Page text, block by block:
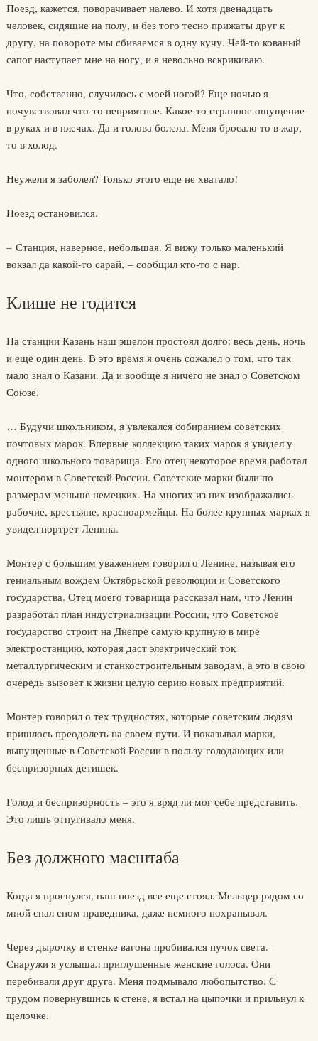
Поезд, кажется, поворачивает налево. И хотя двенадцать
человек, сидящие на полу, и без того тесно прижаты друг к
другу, на повороте мы сбиваемся в одну кучу. Чей-то кованый
сапог наступает мне на ногу, и я невольно вскрикиваю.
Что, собственно, случилось с моей ногой? Еще ночью я
почувствовал что-то неприятное. Какое-то странное ощущение
в руках и в плечах. Да и голова болела. Меня бросало то в жар,
то в холод.
Неужели я заболел? Только этого еще не хватало!
Поезд остановился.
– Станция, наверное, небольшая. Я вижу только маленький
вокзал да какой-то сарай, – сообщил кто-то с нар.
Клише не годится
На станции Казань наш эшелон простоял долго: весь день, ночь
и еще один день. В это время я очень сожалел о том, что так
мало знал о Казани. Да и вообще я ничего не знал о Советском
Союзе.
… Будучи школьником, я увлекался собиранием советских
почтовых марок. Впервые коллекцию таких марок я увидел у
одного школьного товарища. Его отец некоторое время работал
монтером в Советской России. Советские марки были по
размерам меньше немецких. На многих из них изображались
рабочие, крестьяне, красноармейцы. На более крупных марках я
увидел портрет Ленина.
Монтер с большим уважением говорил о Ленине, называя его
гениальным вождем Октябрьской революции и Советского
государства. Отец моего товарища рассказал нам, что Ленин
разработал план индустриализации России, что Советское
государство строит на Днепре самую крупную в мире
электростанцию, которая даст электрический ток
металлургическим и станкостроительным заводам, а это в свою
очередь вызовет к жизни целую серию новых предприятий.
Монтер говорил о тех трудностях, которые советским людям
пришлось преодолеть на своем пути. И показывал марки,
выпущенные в Советской России в пользу голодающих или
беспризорных детишек.
Голод и беспризорность – это я вряд ли мог себе представить.
Это лишь отпугивало меня.
Без должного масштаба
Когда я проснулся, наш поезд все еще стоял. Мельцер рядом со
мной спал сном праведника, даже немного похрапывал.
Через дырочку в стенке вагона пробивался пучок света.
Снаружи я услышал приглушенные женские голоса. Они
перебивали друг друга. Меня подмывало любопытство. С
трудом повернувшись к стене, я встал на цыпочки и прильнул к
щелочке.